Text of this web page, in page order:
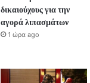
δικαιούχους για την
αγορά λιπασμάτων
1 ώρα ago